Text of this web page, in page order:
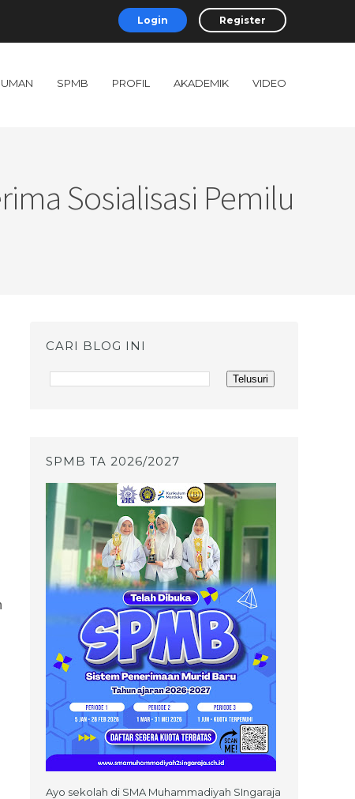
Login Register
SPMB PROFIL AKADEMIK VIDEO
Sosialisasi Pemilu
CARI BLOG INI
SPMB TA 2026/2027
Ayo sekolah di SMA Muhammadiyah SIngaraja